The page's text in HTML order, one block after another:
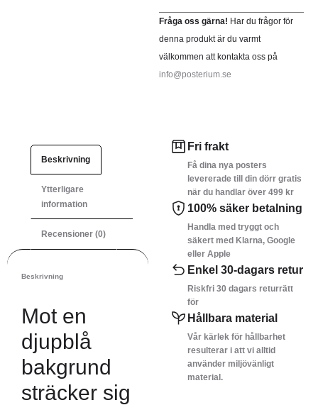
Fråga oss gärna! Har du frågor för
denna produkt är du varmt
välkommen att kontakta oss på
info@posterium.se
Beskrivning
Ytterligare
information
Recensioner (0)
Beskrivning
Mot en
djupblå
bakgrund
sträcker sig
Fri frakt
Få dina nya posters
levererade till din dörr gratis
när du handlar över 499 kr
100% säker betalning
Handla med tryggt och
säkert med Klarna, Google
eller Apple
Enkel 30-dagars retur
Riskfri 30 dagars returrätt
för
Hållbara material
Vår kärlek för hållbarhet
resulterar i att vi alltid
använder miljövänligt
material.